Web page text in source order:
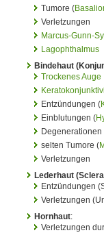
Tumore (
Verletzungen
Marcus-Gunn-
Lagophthalmus
Bindehaut
Trockenes Auge
Entzündungen (
Einblutungen (
Degenerationen
selten Tumore (
Verletzungen
Lederhaut
Entzündungen
Verletzungen
Hornhaut:
Verletzungen